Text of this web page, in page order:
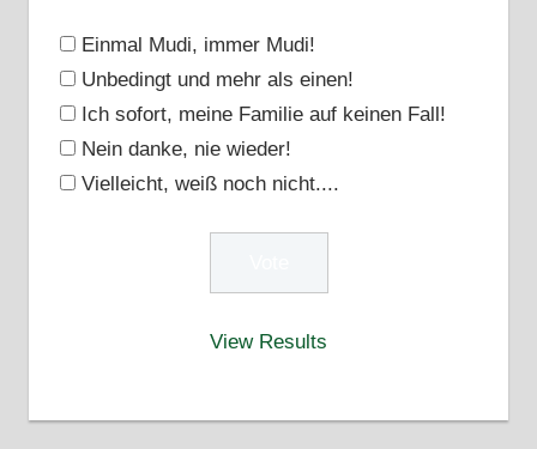
Einmal Mudi, immer Mudi!
Unbedingt und mehr als einen!
Ich sofort, meine Familie auf keinen Fall!
Nein danke, nie wieder!
Vielleicht, weiß noch nicht....
View Results